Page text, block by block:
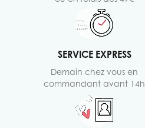
SERVICE EXPRESS
Demain chez vous en
commandant avant 14h